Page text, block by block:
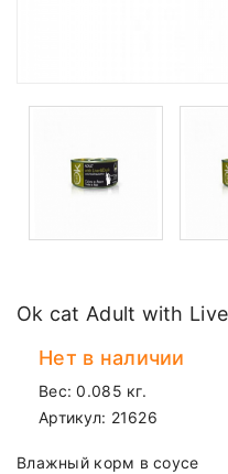
Ok cat Adult with
Нет в наличии
Вес: 0.085 кг.
Артикул: 21626
Влажный корм в соусе